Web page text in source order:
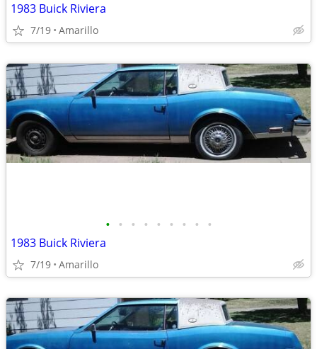
1983 Buick Riviera
7/19 Amarillo
• • • • • • • • •
1983 Buick Riviera
7/19 Amarillo